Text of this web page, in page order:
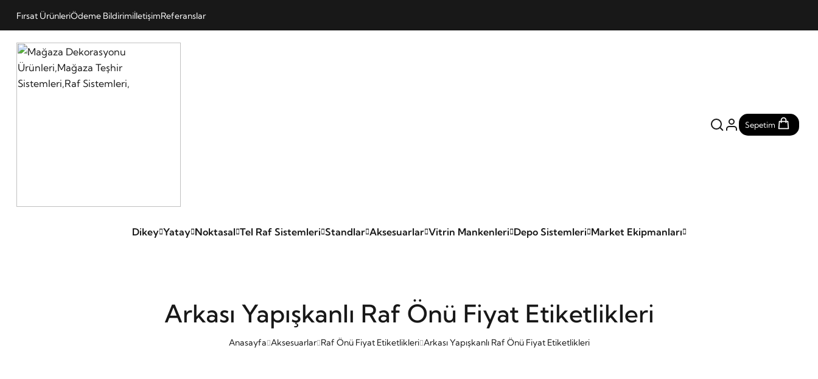
Fırsat ÜrünleriÖdeme BildirimiİletişimReferanslar
Sepetim
Dikey Yatay Noktasal Tel Raf Sistemleri Standlar Aksesuarlar Vitrin Mankenleri Depo Sistemleri Market Ekipmanları
Arkası Yapışkanlı Raf Önü Fiyat Etiketlikleri
Anasayfa Aksesuarlar Raf Önü Fiyat Etiketlikleri Arkası Yapışkanlı Raf Önü Fiyat Etiketlikleri